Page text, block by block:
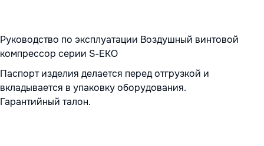
Руководство по эксплуатации Воздушный винтовой
компрессор серии S-EKO
Паспорт изделия делается перед отгрузкой и
вкладывается в упаковку оборудования.
Гарантийный талон.